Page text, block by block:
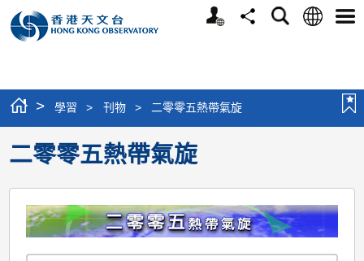
個
分
搜
語
選
> 學習 > 刊物 > 二零零五熱帶氣旋
二零零五熱帶氣旋